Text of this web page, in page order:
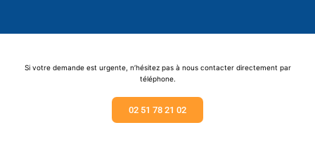
Si votre demande est urgente, n’hésitez pas à nous contacter directement par
téléphone.
02 51 78 21 02